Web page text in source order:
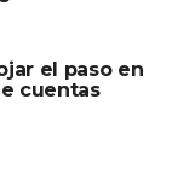
el paso en
cuentas